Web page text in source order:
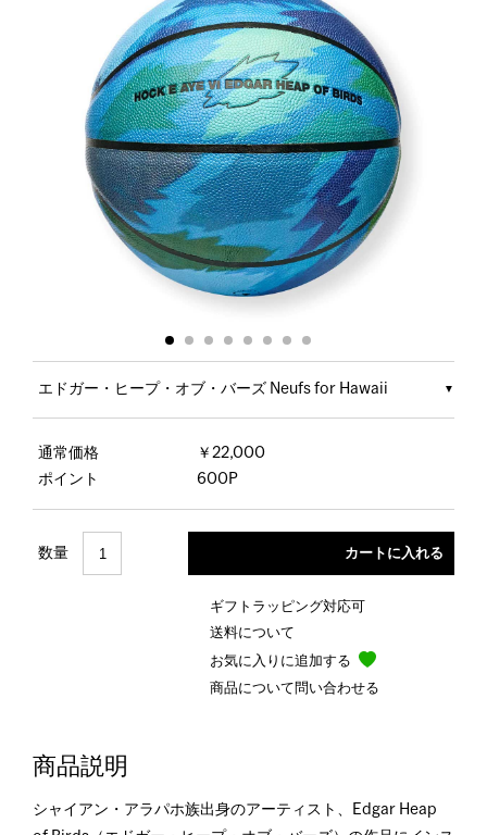
エドガー・ヒープ・オブ・バーズ Neufs for Hawaii
通常価格
￥22,000
ポイント
600P
数量
ギフトラッピング対応可
送料について
お気に入りに追加する
商品について問い合わせる
商品説明
シャイアン・アラパホ族出身のアーティスト、Edgar Heap